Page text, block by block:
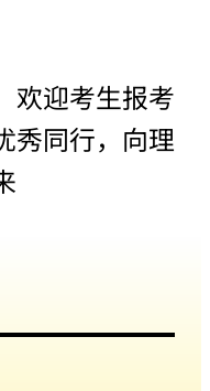
欢迎考生报考
秀同行，向理